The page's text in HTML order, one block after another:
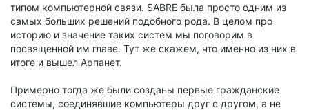
типом компьютерной связи. SABRE была просто одним из
самых больших решений подобного рода. В целом про
историю и значение таких систем мы поговорим в
посвященной им главе. Тут же скажем, что именно из них в
итоге и вышел Арпанет.
Примерно тогда же были созданы первые гражданские
системы, соединявшие компьютеры друг с другом, а не